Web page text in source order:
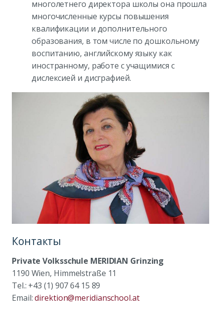
многолетнего директора школы она прошла
многочисленные курсы повышения
квалификации и дополнительного
образования, в том числе по дошкольному
воспитанию, английскому языку как
иностранному, работе с учащимися с
дислексией и дисграфией.
Контакты
Private Volksschule MERIDIAN Grinzing
1190 Wien, Himmelstraße 11
Tel.: +43 (1) 907 64 15 89
Email:direktion@meridianschool.at